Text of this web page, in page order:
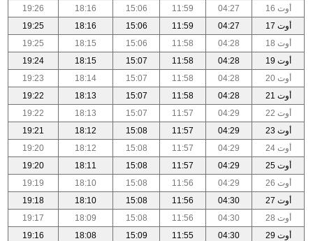
أوت 16
04:27
11:59
15:06
18:16
19:26
أوت 17
04:27
11:59
15:06
18:16
19:25
أوت 18
04:28
11:58
15:06
18:15
19:25
أوت 19
04:28
11:58
15:07
18:15
19:24
أوت 20
04:28
11:58
15:07
18:14
19:23
أوت 21
04:28
11:58
15:07
18:13
19:22
أوت 22
04:29
11:57
15:07
18:13
19:22
أوت 23
04:29
11:57
15:08
18:12
19:21
أوت 24
04:29
11:57
15:08
18:12
19:20
أوت 25
04:29
11:57
15:08
18:11
19:20
أوت 26
04:29
11:56
15:08
18:10
19:19
أوت 27
04:30
11:56
15:08
18:10
19:18
أوت 28
04:30
11:56
15:08
18:09
19:17
أوت 29
04:30
11:55
15:09
18:08
19:16